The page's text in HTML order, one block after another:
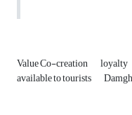
Value Co-creation loyalty
available to tourists